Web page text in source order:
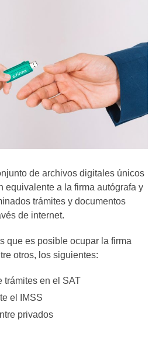
de archivos digitales únicos
equivalente a la firma autógrafa y
trámites y documentos
de internet.
que es posible ocupar la firma
otros, los siguientes:
trámites en el SAT
el IMSS
privados